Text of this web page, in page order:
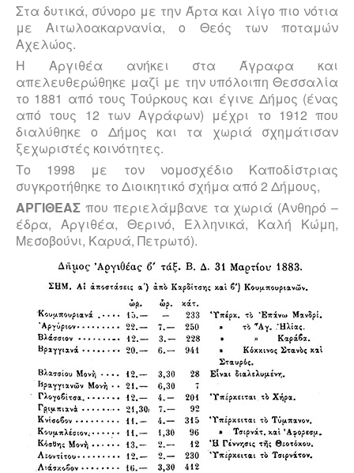
Στα δυτικά, σύνορο με την Άρτα και λίγο πιο νότια
με Αιτωλοακαρνανία, ο Θεός των ποταμών
Αχελώος.
Η Αργιθέα ανήκει στα Άγραφα και
απελευθερώθηκε μαζί με την υπό­λοιπη Θεσσαλία
το 1881 από τους Τούρκους και έγινε Δήμος (ένας
από τους 12 των Αγράφων) μέχρι το 1912 που
διαλύθηκε ο Δήμος και τα χωριά σχημάτισαν
ξεχωρι­στές κοινότητες.
Το 1998 με τον νομοσχέδιο Καποδίστριας
συγκροτήθηκε το Διοικητικό σχήμα από 2 Δήμους,
ΑΡΓΙΘΕΑΣ που περιελάμβανε τα χωριά (Ανθηρό –
έδρα, Αργιθέα, Θερινό, Ελληνικά, Καλή Κώμη,
Μεσοβούνι, Καρυά, Πετρωτό).